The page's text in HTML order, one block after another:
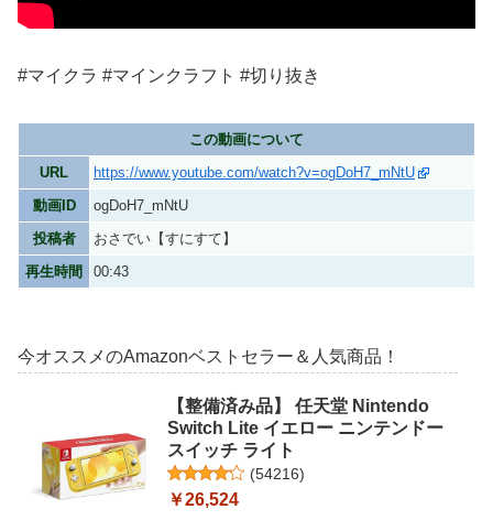
#マイクラ #マインクラフト #切り抜き
この動画について
URL
https://www.youtube.com/watch?v=ogDoH7_mNtU
動画ID
ogDoH7_mNtU
投稿者
おさでい【すにすて】
再生時間
00:43
今オススメのAmazonベストセラー＆人気商品！
【整備済み品】 任天堂 Nintendo
Switch Lite イエロー ニンテンドー
スイッチ ライト
(54216)
￥26,524